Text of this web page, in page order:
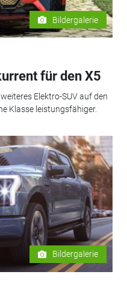
Bildergalerie
für den X5
Elektro-SUV auf den
Klasse leistungsfähiger.
Bildergalerie